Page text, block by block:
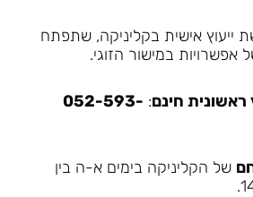
ייעוץ אישית בקליניקה, שתפתח
אפשרויות במישור הזוגי.
ראשונית חינם:
052-593-
של הקליניקה בימים א-ה בין